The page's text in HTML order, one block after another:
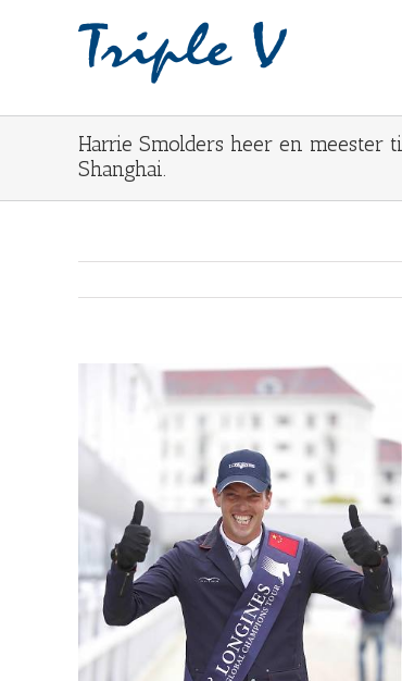
Harrie Smolders heer en meester
Shanghai.